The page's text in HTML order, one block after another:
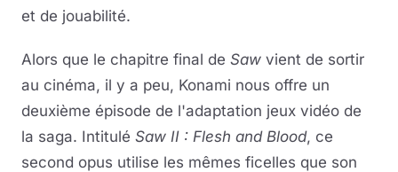
et de jouabilité.
Alors que le chapitre final de Saw vient de sortir
au cinéma, il y a peu, Konami nous offre un
deuxième épisode de l'adaptation jeux vidéo de
la saga. Intitulé Saw II : Flesh and Blood, ce
second opus utilise les mêmes ficelles que son